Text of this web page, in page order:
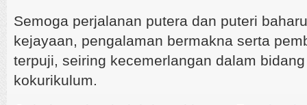
Semoga perjalanan putera dan puteri
kejayaan, pengalaman bermakna serta
terpuji, seiring kecemerlangan dalam
kokurikulum.